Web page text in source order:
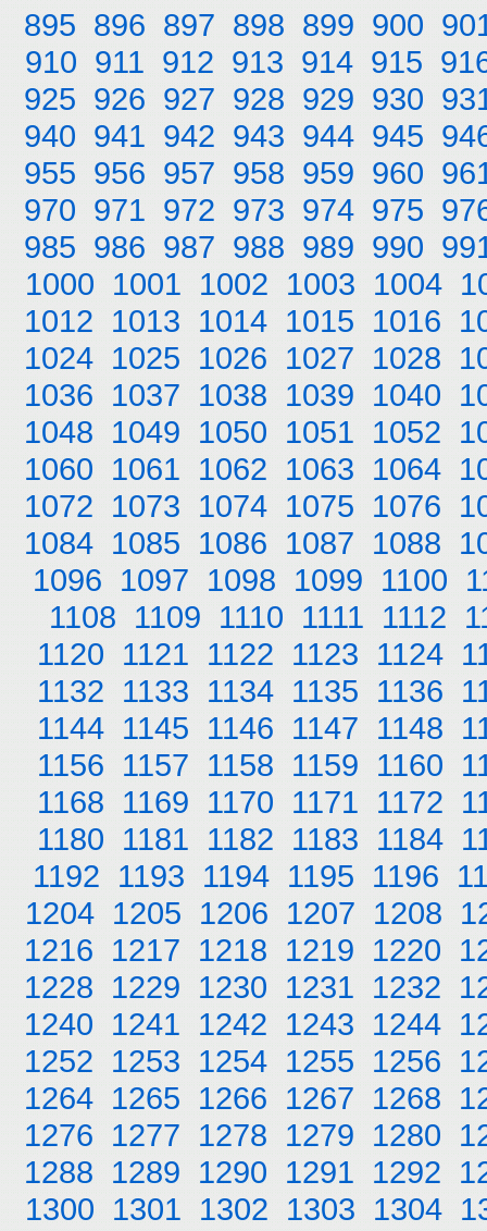
895 896 897 898 899 900
910 911 912 913 914 915
925 926 927 928 929 930
940 941 942 943 944 945
955 956 957 958 959 960
970 971 972 973 974 975
985 986 987 988 989 990
1000 1001 1002 1003 1004
1012 1013 1014 1015 1016
1024 1025 1026 1027 1028
1036 1037 1038 1039 1040
1048 1049 1050 1051 1052
1060 1061 1062 1063 1064
1072 1073 1074 1075 1076
1084 1085 1086 1087 1088
1096 1097 1098 1099 1100
1108 1109 1110 1111 1112
1120 1121 1122 1123 1124
1132 1133 1134 1135 1136
1144 1145 1146 1147 1148
1156 1157 1158 1159 1160
1168 1169 1170 1171 1172
1180 1181 1182 1183 1184
1192 1193 1194 1195 1196
1204 1205 1206 1207 1208
1216 1217 1218 1219 1220
1228 1229 1230 1231 1232
1240 1241 1242 1243 1244
1252 1253 1254 1255 1256
1264 1265 1266 1267 1268
1276 1277 1278 1279 1280
1288 1289 1290 1291 1292
1300 1301 1302 1303 1304